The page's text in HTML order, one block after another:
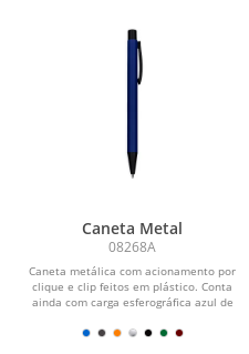
Caneta Metal
08268A
Caneta metálica com acionamento por
clique e clip feitos em plástico. Conta
ainda com carga esferográfica azul de